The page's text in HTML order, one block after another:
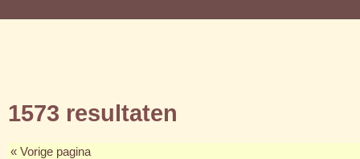
1573 resultaten
« Vorige pagina